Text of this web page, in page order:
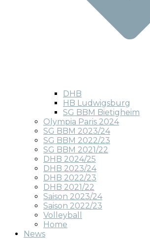
DHB
HB Ludwigsburg
SG BBM Bietigheim
Olympia Paris 2024
SG BBM 2023/24
SG BBM 2022/23
SG BBM 2021/22
DHB 2024/25
DHB 2023/24
DHB 2022/23
DHB 2021/22
Saison 2023/24
Saison 2022/23
Volleyball
Home
News